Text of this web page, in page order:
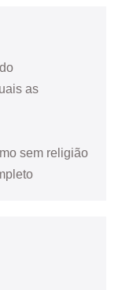
as
sem religião